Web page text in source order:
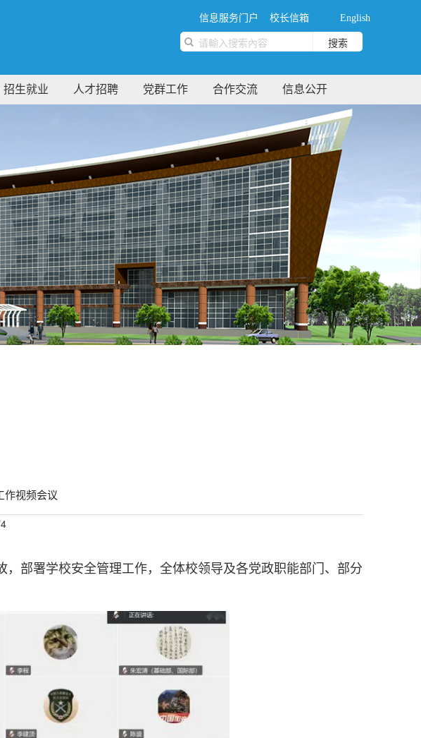
信息服务门户 校长信箱 English
搜索
招生就业 人才招聘 党群工作 合作交流 信息公开
作视频会议
部署学校安全管理工作，全体校领导及各党政职能部门、部分